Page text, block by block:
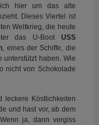
hier um das alte
Dieses Viertel ist
Weltkrieg, die heute
das U-Boot USS
, eines der Schiffe, die
unterstützt haben. Wie
nicht von Schokolade
leckere Köstlichkeiten
und hast vor, ab dem
ja, dann vergiss